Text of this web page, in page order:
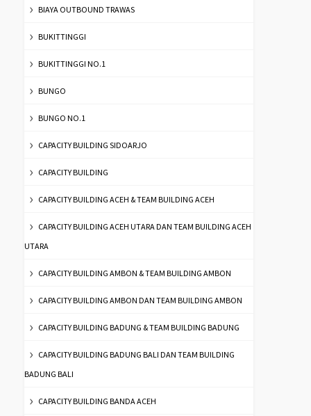
BIAYA OUTBOUND TRAWAS
BUKITTINGGI
BUKITTINGGI NO.1
BUNGO
BUNGO NO.1
CAPACITY BUILDING SIDOARJO
CAPACITY BUILDING
CAPACITY BUILDING ACEH & TEAM BUILDING ACEH
CAPACITY BUILDING ACEH UTARA DAN TEAM BUILDING ACEH
UTARA
CAPACITY BUILDING AMBON & TEAM BUILDING AMBON
CAPACITY BUILDING AMBON DAN TEAM BUILDING AMBON
CAPACITY BUILDING BADUNG & TEAM BUILDING BADUNG
CAPACITY BUILDING BADUNG BALI DAN TEAM BUILDING
BADUNG BALI
CAPACITY BUILDING BANDA ACEH